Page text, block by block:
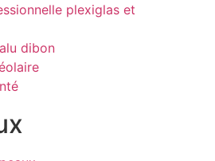
plexiglas et
dibon